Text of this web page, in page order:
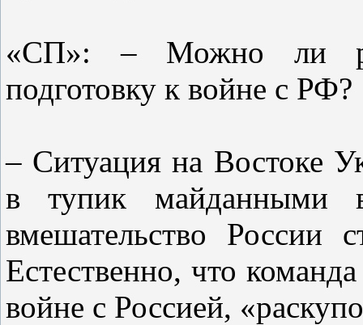
«СП»: – Можно ли
подготовку к войне с РФ?
– Ситуация на Востоке
в тупик майданными
вмешательство России
Естественно, что
войне с Россией,